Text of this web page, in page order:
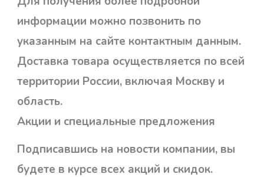
информации можно позвонить по
указанным на сайте контактным данным.
Доставка товара осуществляется по всей
территории России, включая Москву и
область.
Акции и специальные предложения
Подписавшись на новости компании, вы
будете в курсе всех акций и скидок.